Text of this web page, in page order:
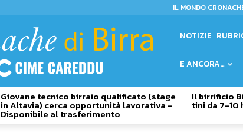
IL MONDO
NOTIZIE
E ANCORA…
Giovane tecnico birraio qualificato (stage
in Altavia) cerca opportunità lavorativa –
Disponibile al trasferimento
Il birrificio
tini da 7-10